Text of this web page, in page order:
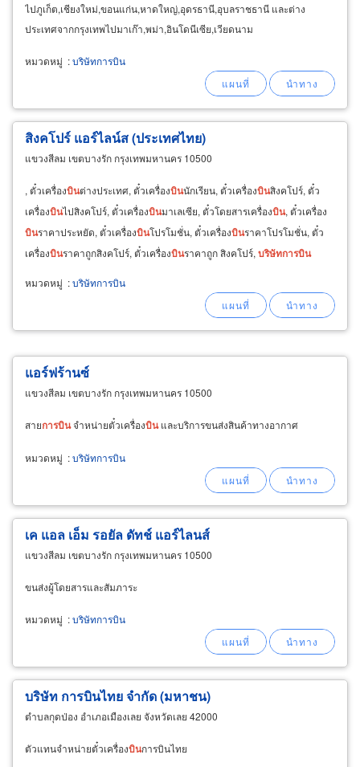
ไปภูเก็ต,เชียงใหม่,ขอนแก่น,หาดใหญ่,อุดรธานี,อุบลราชธานี และต่าง
ประเทศจากกรุงเทพไปมาเก๊า,พม่า,อินโดนีเซีย,เวียดนาม
หมวดหมู่ :บริษัทการบิน
สิงคโปร์ แอร์ไลน์ส (ประเทศไทย)
แขวงสีลม เขตบางรัก กรุงเทพมหานคร 10500
, ตั๋วเครื่องบินต่างประเทศ, ตั๋วเครื่องบินนักเรียน, ตั๋วเครื่องบินสิงคโปร์, ตั๋ว
เครื่องบินไปสิงคโปร์, ตั๋วเครื่องบินมาเลเซีย, ตั๋วโดยสารเครื่องบิน, ตั๋วเครื่อง
บินราคาประหยัด, ตั๋วเครื่องบินโปรโมชั่น, ตั๋วเครื่องบินราคาโปรโมชั่น, ตั๋ว
เครื่องบินราคาถูกสิงคโปร์, ตั๋วเครื่องบินราคาถูก สิงคโปร์, บริษัทการบิน
หมวดหมู่ :บริษัทการบิน
แอร์ฟร้านซ์
แขวงสีลม เขตบางรัก กรุงเทพมหานคร 10500
สายการบินจำหน่ายตั๋วเครื่องบินและบริการขนส่งสินค้าทางอากาศ
หมวดหมู่ :บริษัทการบิน
เค แอล เอ็ม รอยัล ดัทช์ แอร์ไลนส์
แขวงสีลม เขตบางรัก กรุงเทพมหานคร 10500
ขนส่งผู้โดยสารและสัมภาระ
หมวดหมู่ :บริษัทการบิน
บริษัท การบินไทย จำกัด (มหาชน)
ตำบลกุดป่อง อำเภอเมืองเลย จังหวัดเลย 42000
ตัวแทนจำหน่ายตั๋วเครื่องบินการบินไทย